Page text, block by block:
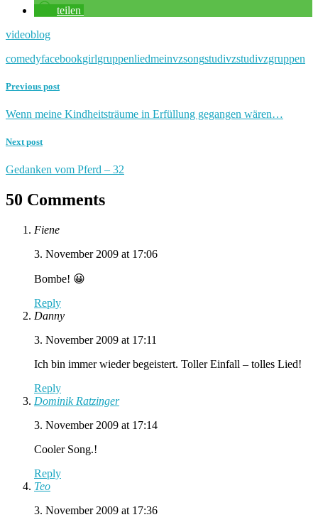
teilen
videoblog
comedyfacebookgirlgruppenliedmeinvzsongstudivzstudivzgruppen
Previous post
Wenn meine Kindheitsträume in Erfüllung gegangen wären…
Next post
Gedanken vom Pferd – 32
50 Comments
Fiene
3. November 2009 at 17:06
Bombe! 😀
Reply
Danny
3. November 2009 at 17:11
Ich bin immer wieder begeistert. Toller Einfall – tolles Lied!
Reply
Dominik Ratzinger
3. November 2009 at 17:14
Cooler Song.!
Reply
Teo
3. November 2009 at 17:36